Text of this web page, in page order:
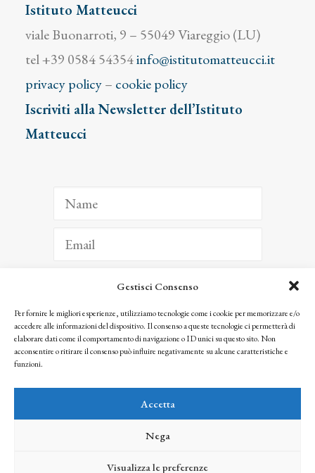
Gestisci Consenso
Per fornire le migliori esperienze, utilizziamo tecnologie come i cookie per memorizzare e/o
accedere alle informazioni del dispositivo. Il consenso a queste tecnologie ci permetterà di
elaborare dati come il comportamento di navigazione o ID unici su questo sito. Non
acconsentire o ritirare il consenso può influire negativamente su alcune caratteristiche e
funzioni.
Accetta
Nega
Visualizza le preferenze
Istituto Matteucci
viale Buonarroti, 9 – 55049 Viareggio (LU)
tel +39 0584 54354info@istitutomatteucci.it
privacy policy– cookie policy
Iscriviti alla Newsletter dell’Istituto
Matteucci
ISCRIVITI
Facendo clic per iscriverti, riconosci che le tue informazioni saranno trattate
seguendo la nostra Privacy Policy
© 2025 Istituto Matteucci. All right reserved
l’autorizzazione scritta dei proprietari dei diritti e dell’Istituto Matteucci